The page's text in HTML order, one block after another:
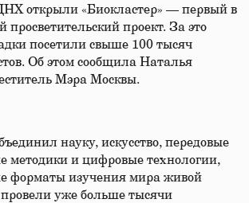
открыли «Биокластер» — первый в
просветительский проект. За это
посетили свыше 100 тысяч
Об этом сообщила Наталья
Мэра Москвы.
науку, искусство, передовые
методики и цифровые технологии,
форматы изучения мира живой
уже больше тысячи